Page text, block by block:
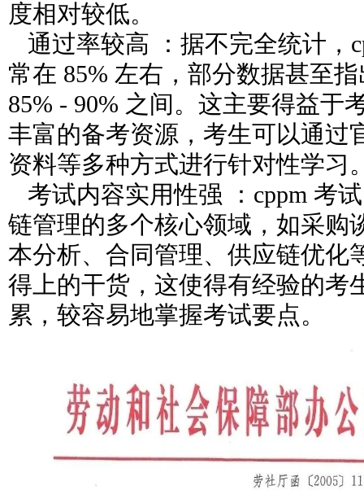
度相对较低。
通过率较高 ：据不完全统计，
常在 85% 左右，部分数据甚至
85% - 90% 之间。这主要得益于
丰富的备考资源，考生可以通过
资料等多种方式进行针对性学习
考试内容实用性强 ：cppm 考
链管理的多个核心领域，如采购
本分析、合同管理、供应链优化
得上的干货，这使得有经验的考
累，较容易地掌握考试要点。